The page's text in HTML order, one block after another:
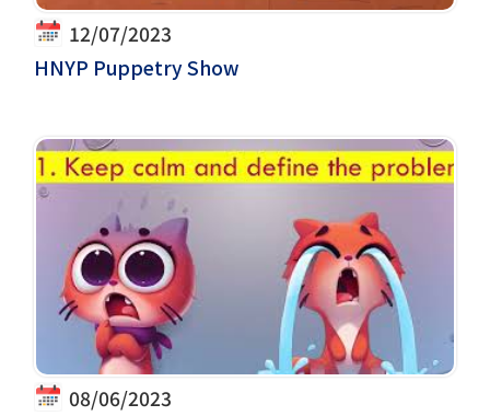
12/07/2023
HNYP Puppetry Show
08/06/2023